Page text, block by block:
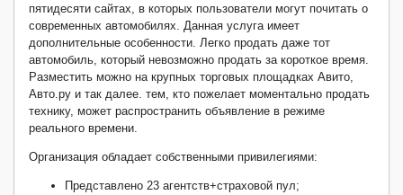
пятидесяти сайтах, в которых пользователи могут почитать о
современных автомобилях. Данная услуга имеет
дополнительные особенности. Легко продать даже тот
автомобиль, который невозможно продать за короткое время.
Разместить можно на крупных торговых площадках Авито,
Авто.ру и так далее. тем, кто пожелает моментально продать
технику, может распространить объявление в режиме
реального времени.
Организация обладает собственными привилегиями:
Представлено 23 агентств+страховой пул;